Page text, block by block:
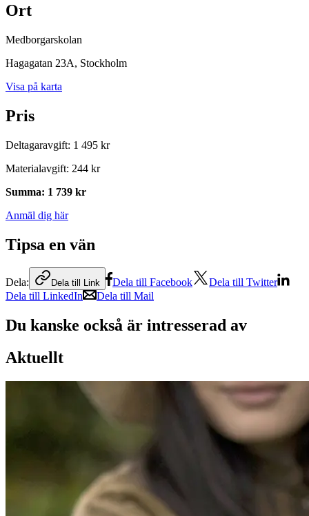
Ort
Medborgarskolan
Hagagatan 23A, Stockholm
Visa på karta
Pris
Deltagaravgift: 1 495 kr
Materialavgift: 244 kr
Summa: 1 739 kr
Anmäl dig här
Tipsa en vän
Dela: Dela till Link Dela till Facebook
Dela till Twitter
Dela till LinkedIn
Dela till Mail
Du kanske också är intresserad av
Aktuellt